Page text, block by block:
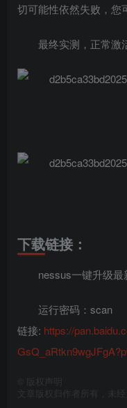
切可能性依然失败，您
最终实测，正常激
下载链接：
nessus一键升级
运行密码：scan
链接: https://
版权声明
文章版权归作者所有，未经